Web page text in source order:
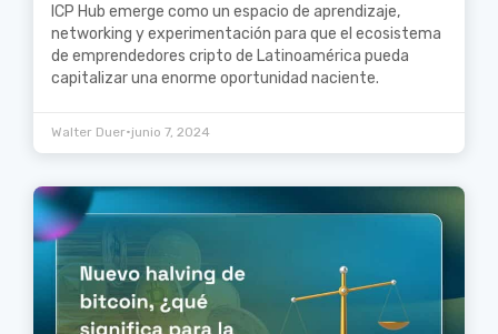
ICP Hub emerge como un espacio de aprendizaje,
networking y experimentación para que el ecosistema
de emprendedores cripto de Latinoamérica pueda
capitalizar una enorme oportunidad naciente.
Walter Duer•junio 7, 2024